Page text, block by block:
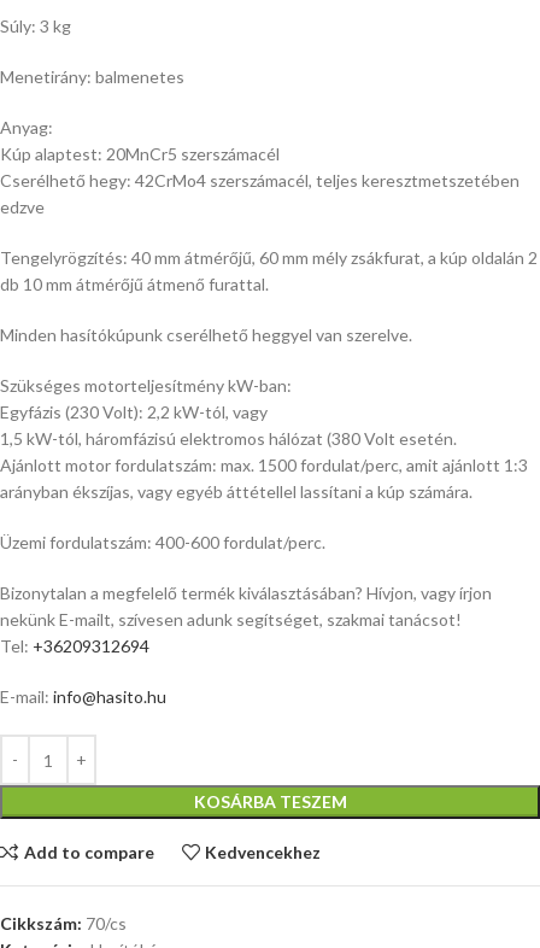
Súly: 3 kg
Menetirány: balmenetes
Anyag:
Kúp alaptest: 20MnCr5 szerszámacél
Cserélhető hegy: 42CrMo4 szerszámacél, teljes keresztmetszetében
edzve
Tengelyrögzítés: 40 mm átmérőjű, 60 mm mély zsákfurat, a kúp oldalán 2
db 10 mm átmérőjű átmenő furattal.
Minden hasítókúpunk cserélhető heggyel van szerelve.
Szükséges motorteljesítmény kW-ban:
Egyfázis (230 Volt): 2,2 kW-tól, vagy
1,5 kW-tól, háromfázisú elektromos hálózat (380 Volt esetén.
Ajánlott motor fordulatszám: max. 1500 fordulat/perc, amit ajánlott 1:3
arányban ékszíjas, vagy egyéb áttétellel lassítani a kúp számára.
Üzemi fordulatszám: 400-600 fordulat/perc.
Bizonytalan a megfelelő termék kiválasztásában? Hívjon, vagy írjon
nekünk E-mailt, szívesen adunk segítséget, szakmai tanácsot!
Tel: +36209312694
E-mail: info@hasito.hu
KOSÁRBA TESZEM
Add to compare Kedvencekhez
Cikkszám: 70/cs